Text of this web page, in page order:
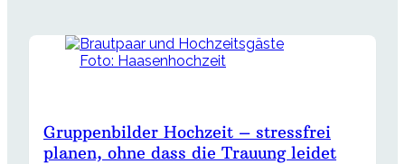
Foto: Haasenhochzeit
Gruppenbilder Hochzeit – stressfrei
planen, ohne dass die Trauung leidet